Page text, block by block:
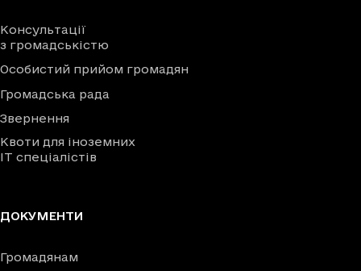
Консультації
з громадськістю
Особистий прийом громадян
Громадська рада
Звернення
Квоти для іноземних
IT спеціалістів
ДОКУМЕНТИ
Громадянам